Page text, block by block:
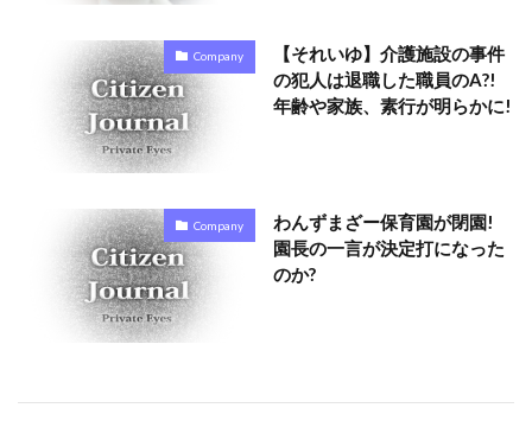
Company
【それいゆ】介護施設の事件
の犯人は退職した職員のA?!
年齢や家族、素行が明らかに!
Company
わんずまざー保育園が閉園!
園長の一言が決定打になった
のか?